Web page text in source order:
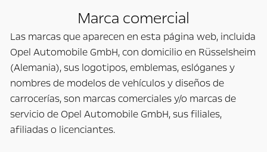
Marca comercial
Las marcas que aparecen en esta página web, incluida
Opel Automobile GmbH, con domicilio en Rüsselsheim
(Alemania), sus logotipos, emblemas, eslóganes y
nombres de modelos de vehículos y diseños de
carrocerías, son marcas comerciales y/o marcas de
servicio de Opel Automobile GmbH, sus filiales,
afiliadas o licenciantes.